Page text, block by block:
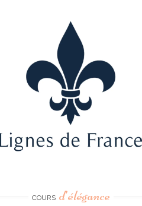
COURS d’élégance